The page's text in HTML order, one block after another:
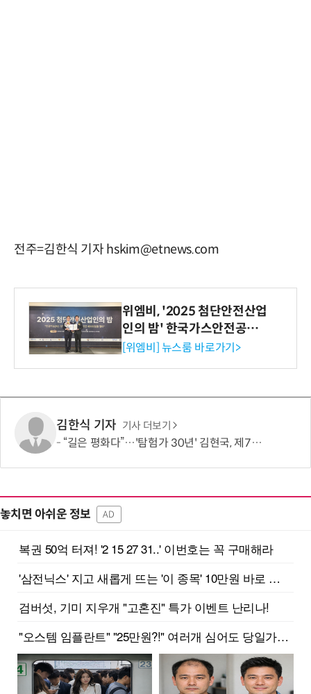
전주=김한식 기자 hskim@etnews.com
위엠비, '2025 첨단안전산업
인의 밤' 한국가스안전공사
사장상 수상
[위엠비] 뉴스룸 바로가기>
김한식 기자 기사 더보기
“길은 평화다”…'탐험가 30년' 김현국, 제7차 유라시아 대륙횡단 나선다
놓치면 아쉬운 정보 AD